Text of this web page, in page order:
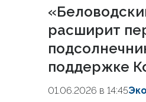
расширит
поддержке
01.06.2026 в 14:45